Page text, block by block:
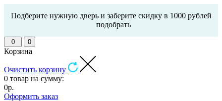
Подберите нужную дверь и заберите скидку в 1000 рублей
подобрать
0 0
Корзина
Очистить корзину
0 товар на сумму:
0р.
Оформить заказ